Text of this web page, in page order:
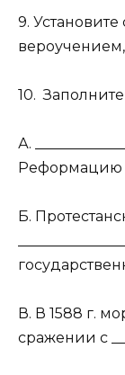
9.
10.
А.
Реформацию
Б.
В. В 1588 г.
сражении с